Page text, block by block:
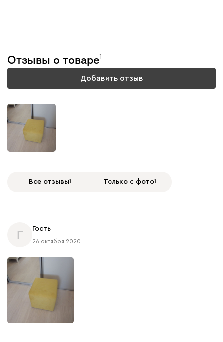
Подробнее
Отзывы о товаре1
Добавить отзыв
Все отзывы1 Только с фото1
Г
Гость
26 октября 2020